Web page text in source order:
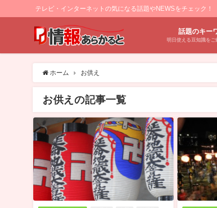
テレビ・インターネットの気になる話題やNEWSをチェック！
話題のキー
明日使える豆知識をご
ホーム お供え
お供えの記事一覧